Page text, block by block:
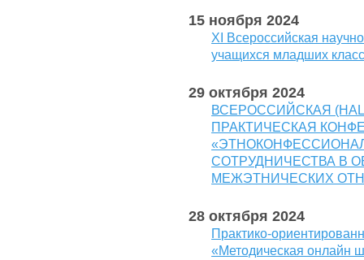
15 ноября 2024
XI Всероссийская
учащихся младших
29 октября 2024
ВСЕРОССИЙСКАЯ
ПРАКТИЧЕСКАЯ
СОТРУДНИЧЕСТВА В
МЕЖЭТНИЧЕСКИХ
28 октября 2024
Практико-
«Методическая онлайн